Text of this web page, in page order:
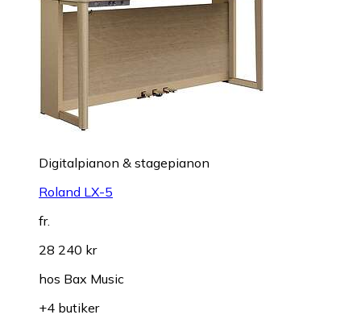
Digitalpianon & stagepianon
Roland LX-5
fr.
28 240 kr
hos Bax Music
+4 butiker